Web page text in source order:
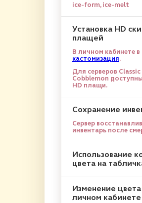
ice-form, ice-melt
Установка HD
плащей
В личном кабинете в
кастомизация.
Для серверов Classic
Cobblemon
HD плащи.
Сохранение
Сервер
инвентарь после
Использование
цвета на
Изменение цвета
личном кабинете